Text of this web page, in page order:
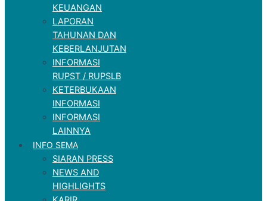
KEUANGAN
LAPORAN
TAHUNAN DAN
KEBERLANJUTAN
INFORMASI
RUPST / RUPSLB
KETERBUKAAN
INFORMASI
INFORMASI
LAINNYA
INFO SEMA
SIARAN PRESS
NEWS AND
HIGHLIGHTS